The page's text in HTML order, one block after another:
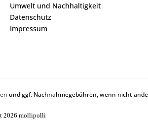
Umwelt und Nachhaltigkeit
Datenschutz
Impressum
und ggf. Nachnahmegebühren, wenn nicht
2026 mollipolli